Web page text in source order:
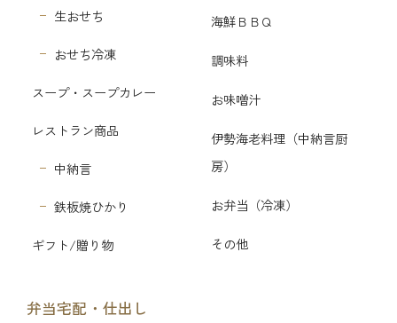
生おせち
おせち冷凍
スープ・スープカレー
レストラン商品
中納言
鉄板焼ひかり
ギフト/贈り物
海鮮ＢＢＱ
調味料
お味噌汁
伊勢海老料理（中納言厨
房）
お弁当（冷凍）
その他
弁当宅配・仕出し